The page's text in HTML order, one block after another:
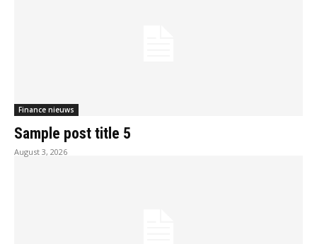
Finance nieuws
Sample post title 5
August 3, 2026